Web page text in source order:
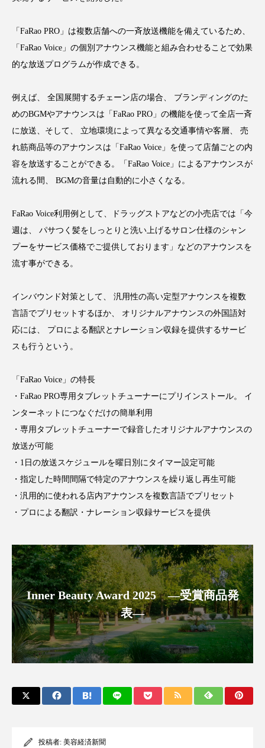
ウェアラブルデバイス ウェルネス
エクソソーム オーガニック オゾン
カウンセラー カウンセリング
カカイオイル ガジェット キーワード
クローズアップ ケーススタディ
コグニティブヘルス コスト削減
コルチゾール サステナビリティ
サステナブル美容 サプライチェーン
スカルプ クレンジング 頻度
スキンケア
スキンケアルーティン ストレス スパ
スマートウォッチ スマートパッチ
セラミド保湿 セルフケア
ソーシャルウェルネス ソーシャルコマース
タンパク質 ディープクレンジング
デジタルデトックス デトックス
ナイトプロテイン ナイトルーティン 金木犀
「FaRao PRO」は複数店舗への一斉放送機能を備えているため、
「FaRao Voice」の個別アナウンス機能と組み合わせることで効果
的な放送プログラムが作成できる。
例えば、 全国展開するチェーン店の場合、 ブランディングのた
めのBGMやアナウンスは「FaRao PRO」の機能を使って全店一斉
に放送、そして、 立地環境によって異なる交通事情や客層、 売
れ筋商品等のアナウンスは「FaRao Voice」を使って店舗ごとの内
容を放送することができる。「FaRao Voice」によるアナウンスが
流れる間、 BGMの音量は自動的に小さくなる。
FaRao Voice利用例として、ドラッグストアなどの小売店では「今
週は、 パサつく髪をしっとりと洗い上げるサロン仕様のシャン
プーをサービス価格でご提供しております」などのアナウンスを
流す事ができる。
インバウンド対策として、 汎用性の高い定型アナウンスを複数
言語でプリセットするほか、 オリジナルアナウンスの外国語対
応には、 プロによる翻訳とナレーション収録を提供するサービ
スも行うという。
「FaRao Voice」の特長
・FaRao PRO専用タブレットチューナーにプリインストール。 イ
ンターネットにつなぐだけの簡単利用
・専用タブレットチューナーで録音したオリジナルアナウンスの
放送が可能
・1日の放送スケジュールを曜日別にタイマー設定可能
・指定した時間間隔で特定のアナウンスを繰り返し再生可能
・汎用的に使われる店内アナウンスを複数言語でプリセット
・プロによる翻訳・ナレーション収録サービスを提供
Inner Beauty Award 2025 ―受賞商品発
表―
投稿者: 美容経済新聞